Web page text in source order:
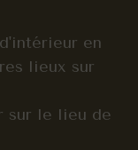
en
lieux sur
sur le lieu de